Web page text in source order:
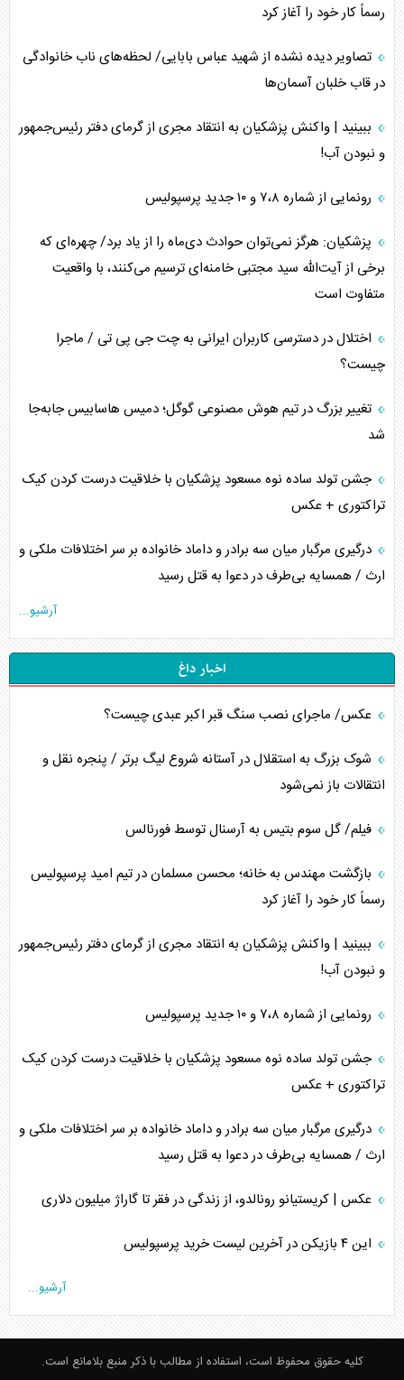
رسماً کار خود را آغاز کرد
تصاویر دیده نشده از شهید عباس بابایی/ لحظه‌های ناب خانوادگی
در قاب خلبان آسمان‌ها
ببینید | واکنش پزشکیان به انتقاد مجری از گرمای دفتر رئیس‌جمهور
و نبودن آب!
رونمایی از شماره ۷،۸ و ۱۰ جدید پرسپولیس
پزشکیان: هرگز نمی‌توان حوادث دی‌ماه را از یاد برد/ چهره‌ای که
برخی از آیت‌الله سید مجتبی خامنه‌ای ترسیم می‌کنند، با واقعیت
متفاوت است
اختلال در دسترسی کاربران ایرانی به چت جی پی تی / ماجرا
چیست؟
تغییر بزرگ در تیم هوش مصنوعی گوگل؛ دمیس هاسابیس جابه‌جا
شد
جشن تولد ساده نوه مسعود پزشکیان با خلاقیت درست کردن کیک
تراکتوری + عکس
درگیری مرگبار میان سه برادر و داماد خانواده بر سر اختلافات ملکی و
ارث / همسایه بی‌طرف در دعوا به قتل رسید
آرشیو...
اخبار داغ
عکس/ ماجرای نصب سنگ قبر اکبر عبدی چیست؟
شوک بزرگ به استقلال در آستانه شروع لیگ برتر / پنجره نقل و
انتقالات باز نمی‌شود
فیلم/ گل سوم بتیس به آرسنال توسط فورنالس
بازگشت مهندس به خانه؛ محسن مسلمان در تیم امید پرسپولیس
رسماً کار خود را آغاز کرد
ببینید | واکنش پزشکیان به انتقاد مجری از گرمای دفتر رئیس‌جمهور
و نبودن آب!
رونمایی از شماره ۷،۸ و ۱۰ جدید پرسپولیس
جشن تولد ساده نوه مسعود پزشکیان با خلاقیت درست کردن کیک
تراکتوری + عکس
درگیری مرگبار میان سه برادر و داماد خانواده بر سر اختلافات ملکی و
ارث / همسایه بی‌طرف در دعوا به قتل رسید
عکس | کریستیانو رونالدو، از زندگی در فقر تا گاراژ میلیون دلاری
این ۴ بازیکن در آخرین لیست خرید پرسپولیس
آرشیو...
کلیه حقوق محفوظ است، استفاده از مطالب با ذکر منبع بلامانع است.